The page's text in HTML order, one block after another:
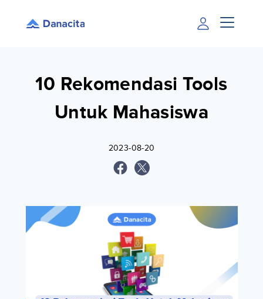
10 Rekomendasi Tools
Untuk Mahasiswa
2023-08-20